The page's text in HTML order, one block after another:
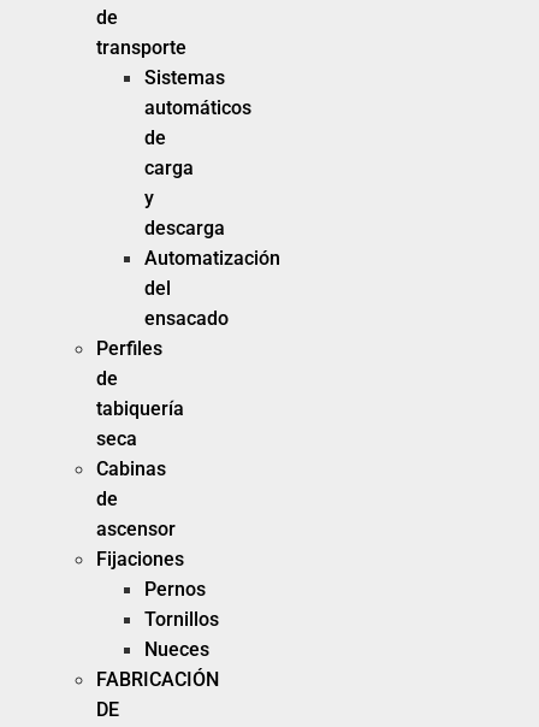
de
transporte
Sistemas
automáticos
de
carga
y
descarga
Automatización
del
ensacado
Perfiles
de
tabiquería
seca
Cabinas
de
ascensor
Fijaciones
Pernos
Tornillos
Nueces
FABRICACIÓN
DE